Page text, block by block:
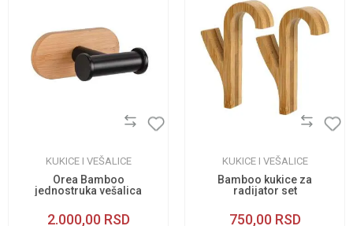
KUKICE I VEŠALICE
Orea Bamboo
jednostruka vešalica
2.000,00 RSD
KUKICE I VEŠALICE
Bamboo kukice za
radijator set
750,00 RSD